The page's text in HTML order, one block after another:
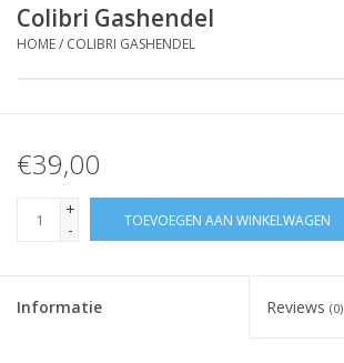
Colibri Gashendel
HOME/ COLIBRI GASHENDEL
€39,00
+
-
TOEVOEGEN AAN WINKELWAGEN
Informatie Reviews (0)